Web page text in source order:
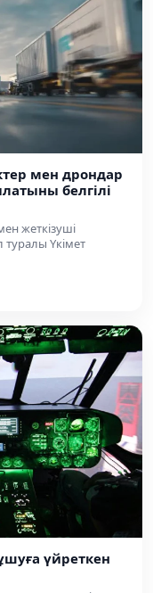
мен дрондар
белгілі
жеткізуші
туралы Үкімет
үйреткен